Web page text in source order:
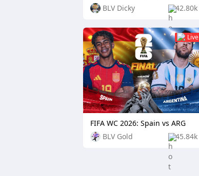
BLV Dicky 42.80k
Live
BLV Gold 45.84k
FIFA WC 2026: Spain vs ARG